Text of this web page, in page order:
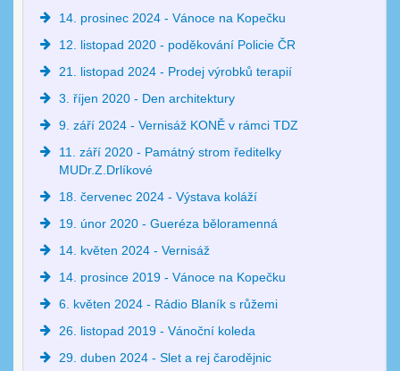
14. prosinec 2024 - Vánoce na Kopečku
12. listopad 2020 - poděkování Policie ČR
21. listopad 2024 - Prodej výrobků terapií
3. říjen 2020 - Den architektury
9. září 2024 - Vernisáž KONĚ v rámci TDZ
11. září 2020 - Památný strom ředitelky
MUDr.Z.Drlíkové
18. červenec 2024 - Výstava koláží
19. únor 2020 - Gueréza běloramenná
14. květen 2024 - Vernisáž
14. prosince 2019 - Vánoce na Kopečku
6. květen 2024 - Rádio Blaník s růžemi
26. listopad 2019 - Vánoční koleda
29. duben 2024 - Slet a rej čarodějnic